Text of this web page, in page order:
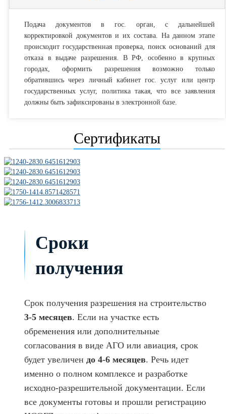
Подача документов в гос. орган, с дальнейшей
корректировкой документов и их состава. На данном этапе
происходит государственная проверка, поиск оснований для
отказа в выдаче разрешения. В РФ, особенно в крупных
городах, оформить разрешения возможно только
обратившись через личный кабинет гос. услуг или центр
государственных услуг, политика такая, что все заявления
должны быть зафиксированы в электронной базе.
Сертификаты
Сроки
получения
Срок получения разрешения на строительство
3-5 месяцев. Если на участке есть
обременения или дополнительные
согласования в виде АГО или авиация, срок
будет увеличен до 4-6 месяцев. Речь идет
именно о полном комплексе и разработке
исходно-разрешительной документации. Если
все документы готовы и прошли регистрацию